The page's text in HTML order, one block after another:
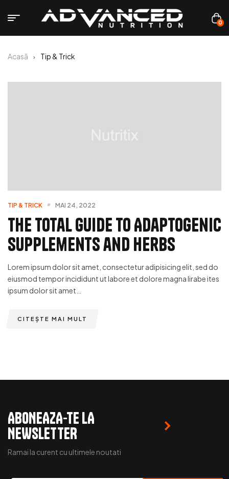
0
Acasă Tip & Trick
TIP & TRICK MAI 24, 2022
The Total Guide to Adaptogenic
Supplements and Herbs
Lorem ipsum dolor sit amet, consectetur adipisicing elit, sed do
eiusmod tempor incididunt ut labore et dolore magna lirabe ites
ipsum dolor sit amet…
CITEȘTE MAI MULT
ABONEAZA-TE LA
NEWSLETTER
Ramai la curent cu ultimele noutati